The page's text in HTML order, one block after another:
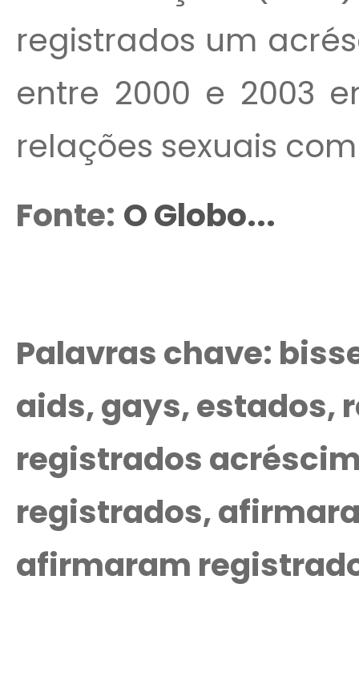
registrados um
entre 2000 e 2003
relações sexuais
Fonte: O Globo...
Palavras chave:
aids, gays, estados,
registrados
registrados,
afirmaram